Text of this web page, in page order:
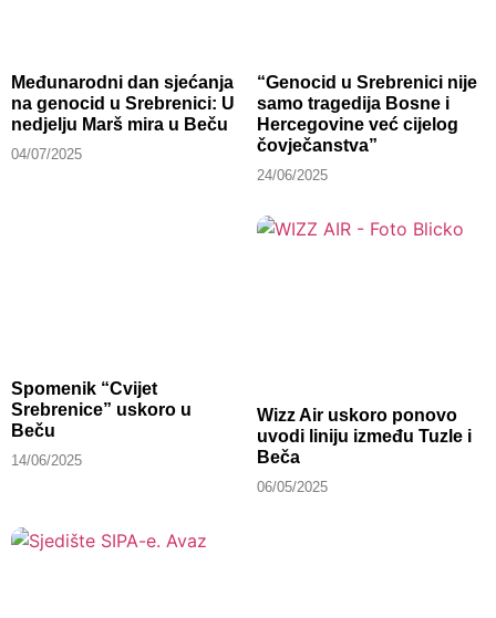
Međunarodni dan sjećanja
na genocid u Srebrenici: U
nedjelju Marš mira u Beču
04/07/2025
“Genocid u Srebrenici nije
samo tragedija Bosne i
Hercegovine već cijelog
čovječanstva”
24/06/2025
Spomenik “Cvijet
Srebrenice” uskoro u
Beču
14/06/2025
Wizz Air uskoro ponovo
uvodi liniju između Tuzle i
Beča
06/05/2025